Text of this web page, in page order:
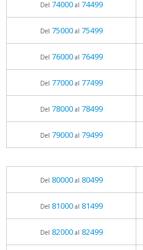
Del 74000al 74499
Del 75000al 75499
Del 76000al 76499
Del 77000al 77499
Del 78000al 78499
Del 79000al 79499
Del 80000al 80499
Del 81000al 81499
Del 82000al 82499